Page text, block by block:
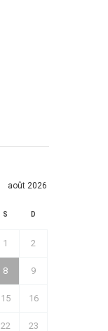
août 2026
S D
1 2
8 9
15 16
22 23